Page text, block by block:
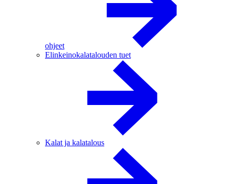
ohjeet
Elinkeinokalatalouden tuet
Kalat ja kalatalous